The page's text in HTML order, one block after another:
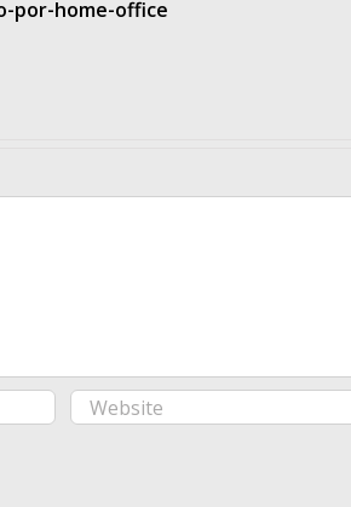
por-home-office